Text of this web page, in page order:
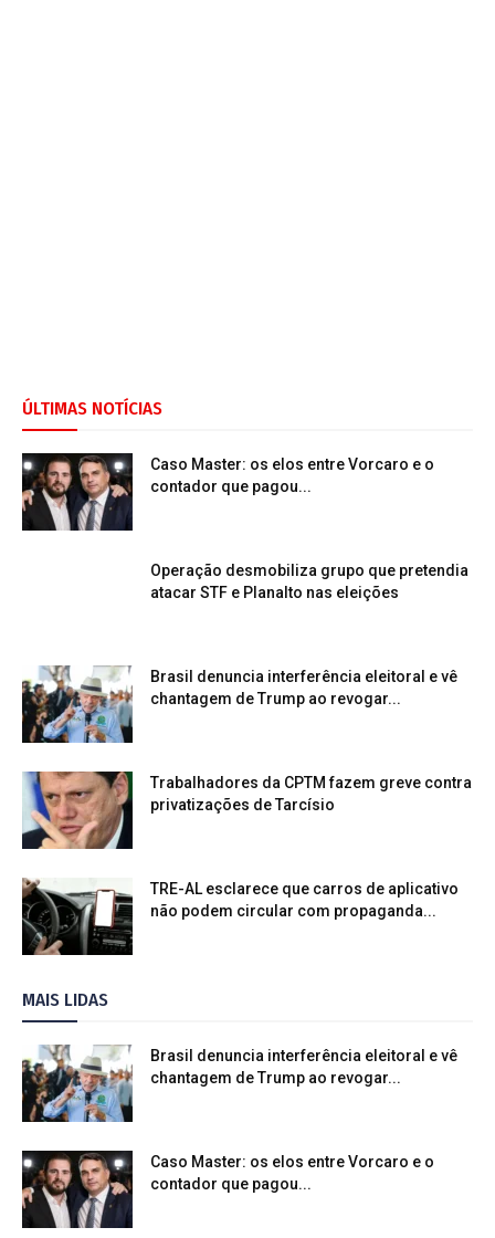
ÚLTIMAS NOTÍCIAS
Caso Master: os elos entre Vorcaro e o
contador que pagou...
Operação desmobiliza grupo que pretendia
atacar STF e Planalto nas eleições
Brasil denuncia interferência eleitoral e vê
chantagem de Trump ao revogar...
Trabalhadores da CPTM fazem greve contra
privatizações de Tarcísio
TRE-AL esclarece que carros de aplicativo
não podem circular com propaganda...
MAIS LIDAS
Brasil denuncia interferência eleitoral e vê
chantagem de Trump ao revogar...
Caso Master: os elos entre Vorcaro e o
contador que pagou...